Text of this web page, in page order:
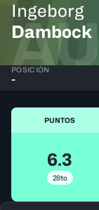
Ingeborg
Dambock
POSICIÓN
-
PUNTOS
6.3
28to